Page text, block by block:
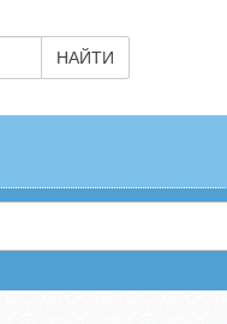
НАЙТИ